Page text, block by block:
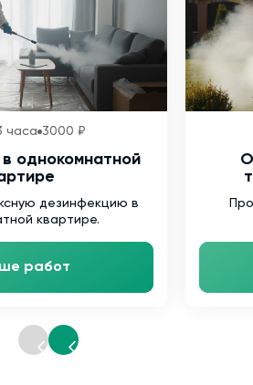
часа 3000 ₽
однокомнатной
дезинфекцию в
квартире.
работ